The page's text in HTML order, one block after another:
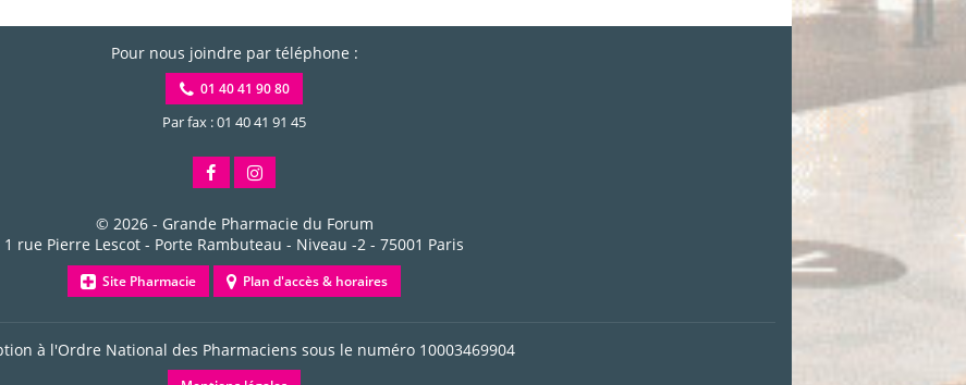
Pour nous joindre par téléphone :
01 40 41 90 80
Par fax : 01 40 41 91 45
© 2026 - Grande Pharmacie du Forum
1 rue Pierre Lescot - Porte Rambuteau - Niveau -2 - 75001 Paris
Site Pharmacie Plan d'accès & horaires
à l'Ordre National des Pharmaciens sous le numéro 10003469904